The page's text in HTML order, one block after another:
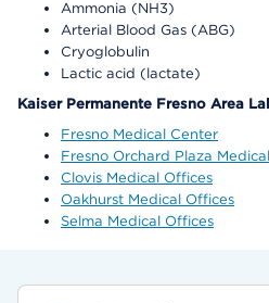
Ammonia (NH3)
Arterial Blood Gas (ABG)
Cryoglobulin
Lactic acid (lactate)
Kaiser Permanente Fresno Area
Fresno Medical Center
Fresno Orchard Plaza
Clovis Medical Offices
Oakhurst Medical Offices
Selma Medical Offices